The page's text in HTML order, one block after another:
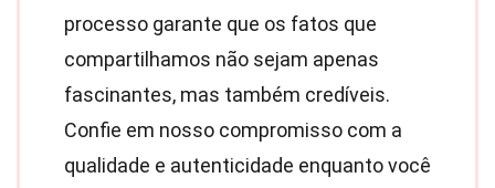
processo garante que os fatos que
compartilhamos não sejam apenas
fascinantes, mas também credíveis.
Confie em nosso compromisso com a
qualidade e autenticidade enquanto você